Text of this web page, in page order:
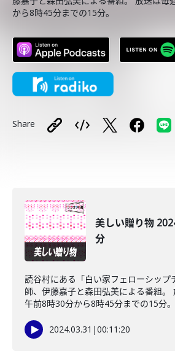
から8時45分までの15分。
Share
美しい贈り物
分
読谷村にある「白い家フェローシップ
師、伊藤嘉子と森田弘美による番組。
午前8時30分から8時45分までの15分。
2024.03.31 |00:11:20